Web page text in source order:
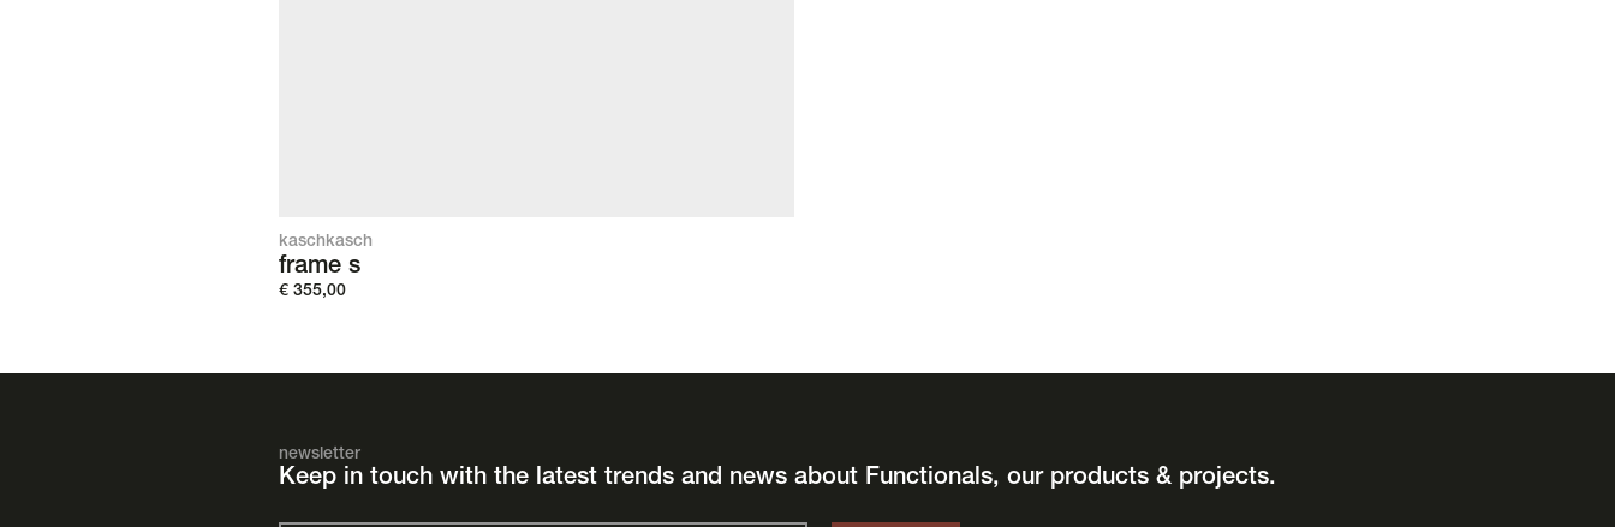
kaschkasch
frame s
€ 355,00
newsletter
Keep in touch with the latest trends and news about Functionals, our products & projects.